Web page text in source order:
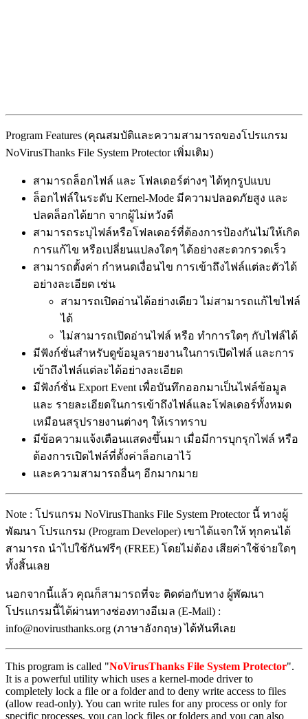
Program Features (คุณสมบัติและความสามารถของโปรแกรม
NoVirusThanks File System Protector เพิ่มเติม)
สามารถล็อกไฟล์ และ โฟลเดอร์ต่างๆ ได้ทุกรูปแบบ
ล็อกไฟล์ในระดับ Kernel-Mode มีความปลอดภัยสูง และ
ปลดล็อกได้ยาก จากผู้ไม่หวังดี
สามารถระบุไฟล์หรือโฟลเดอร์ที่ต้องการป้องกันไม่ให้เกิด
การแก้ไข หรือเปลี่ยนแปลงใดๆ ได้อย่างสะดวกรวดเร็ว
สามารถตั้งค่า กำหนดเงื่อนไข การเข้าถึงไฟล์แต่ละตัวได้
อย่างละเอียด เช่น
สามารถเปิดอ่านได้อย่างเดียว ไม่สามารถแก้ไขไฟล์
ได้
ไม่สามารถเปิดอ่านไฟล์ หรือ ทำการใดๆ กับไฟล์ได้
มีฟังก์ชั่นสำหรับดูข้อมูลรายงานในการเปิดไฟล์ และการ
เข้าถึงไฟล์แต่ละได้อย่างละเอียด
มีฟังก์ชั่น Export Event เพื่อบันทึกออกมาเป็นไฟล์ข้อมูล
และ รายละเอียดในการเข้าถึงไฟล์และโฟลเดอร์ทั้งหมด
เหมือนสรุปรายงานต่างๆ ให้เราทราบ
มีข้อความแจ้งเตือนแสดงขึ้นมา เมื่อมีการบุกรุกไฟล์ หรือ
ต้องการเปิดไฟล์ที่ตั้งค่าล็อกเอาไว้
และความสามารถอื่นๆ อีกมากมาย
Note : โปรแกรม NoVirusThanks File System Protector นี้ ทางผู้
พัฒนา โปรแกรม (Program Developer) เขาได้แจกให้ ทุกคนได้
สามารถ นำไปใช้กันฟรีๆ (FREE) โดยไม่ต้อง เสียค่าใช้จ่ายใดๆ
ทั้งสิ้นเลย
นอกจากนี้แล้ว คุณก็สามารถที่จะ ติดต่อกับทาง ผู้พัฒนา
โปรแกรมนี้ได้ผ่านทางช่องทางอีเมล (E-Mail) :
info@novirusthanks.org (ภาษาอังกฤษ) ได้ทันทีเลย
This program is called "NoVirusThanks File System Protector".
It is a powerful utility which uses a kernel-mode driver to
completely lock a file or a folder and to deny write access to files
(allow read-only). You can write rules for any process or only for
specific processes, you can lock files or folders and you can also